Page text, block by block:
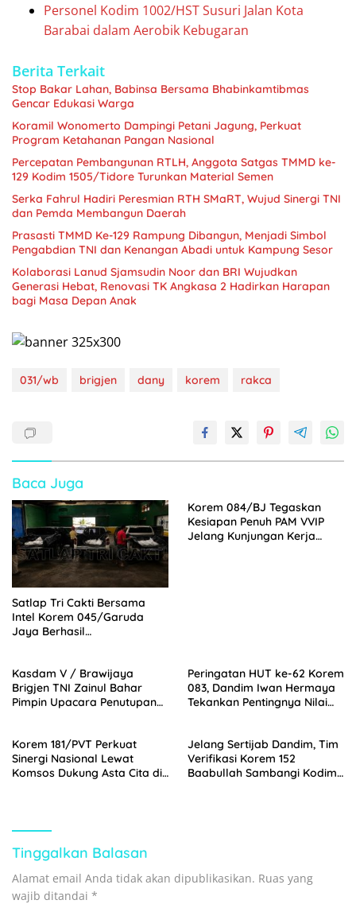
Personel Kodim 1002/HST Susuri Jalan Kota
Barabai dalam Aerobik Kebugaran
Berita Terkait
Stop Bakar Lahan, Babinsa Bersama Bhabinkamtibmas
Gencar Edukasi Warga
Koramil Wonomerto Dampingi Petani Jagung, Perkuat
Program Ketahanan Pangan Nasional
Percepatan Pembangunan RTLH, Anggota Satgas TMMD ke-
129 Kodim 1505/Tidore Turunkan Material Semen
Serka Fahrul Hadiri Peresmian RTH SMaRT, Wujud Sinergi TNI
dan Pemda Membangun Daerah
Prasasti TMMD Ke-129 Rampung Dibangun, Menjadi Simbol
Pengabdian TNI dan Kenangan Abadi untuk Kampung Sesor
Kolaborasi Lanud Sjamsudin Noor dan BRI Wujudkan
Generasi Hebat, Renovasi TK Angkasa 2 Hadirkan Harapan
bagi Masa Depan Anak
031/wb brigjen dany korem rakca
Baca Juga
Satlap Tri Cakti Bersama
Intel Korem 045/Garuda
Jaya Berhasil
Ilegal dan Menyelamatkan
Potensi Kerugian Negara
Sebesar Rp6,7 Miliar
Korem 084/BJ Tegaskan
Kesiapan Penuh PAM VVIP
Jelang Kunjungan Kerja
Kasdam V / Brawijaya
Brigjen TNI Zainul Bahar
Pimpin Upacara Penutupan
Peringatan HUT ke-62 Korem
083, Dandim Iwan Hermaya
Tekankan Pentingnya Nilai
Korem 181/PVT Perkuat
Sinergi Nasional Lewat
Komsos Dukung Asta Cita di
Jelang Sertijab Dandim, Tim
Verifikasi Korem 152
Baabullah Sambangi Kodim
Tinggalkan Balasan
Alamat email Anda tidak akan dipublikasikan. Ruas yang
wajib ditandai *